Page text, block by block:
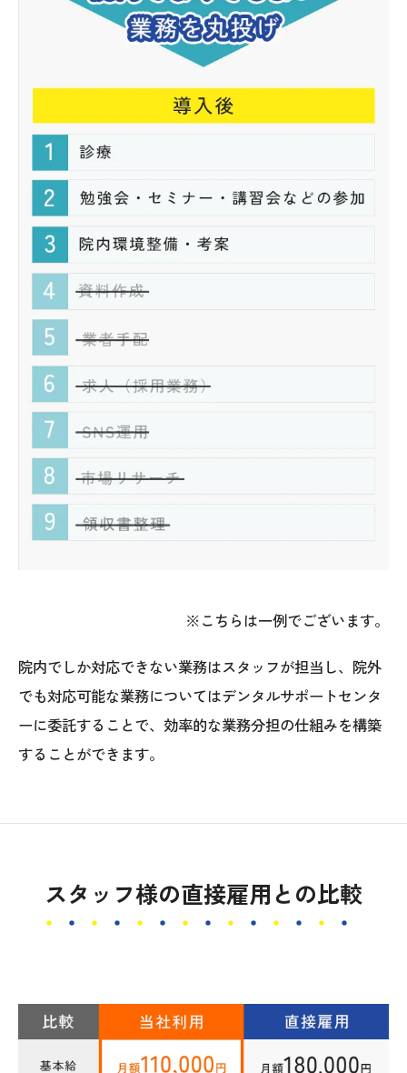
※こちらは一例でございます。
院内でしか対応できない業務はスタッフが担当し、院外
でも対応可能な業務についてはデンタルサポートセンタ
ーに委託することで、効率的な業務分担の仕組みを構築
することができます。
スタッフ様の直接雇用との比較